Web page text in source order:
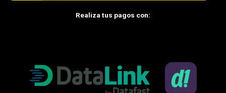
o
k
e
Realiza tus pagos con: